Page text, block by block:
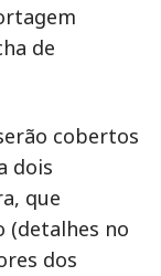
de
cobertos
dois
que
(detalhes no
dos